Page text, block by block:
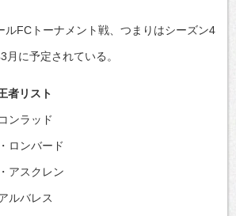
ルFCトーナメント戦、つまりはシーズン4
に予定されている。
者リスト
ンラッド
ロンバード
アスクレン
ルバレス